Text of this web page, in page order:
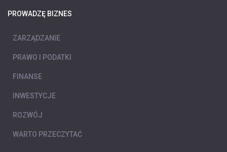
PROWADZĘ BIZNES
ZARZĄDZANIE
PRAWO I PODATKI
FINANSE
INWESTYCJE
ROZWÓJ
WARTO PRZECZYTAĆ